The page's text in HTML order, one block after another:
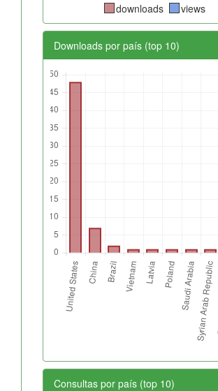
downloads views
Downloads por país (top 10)
Consultas por país (top 10)